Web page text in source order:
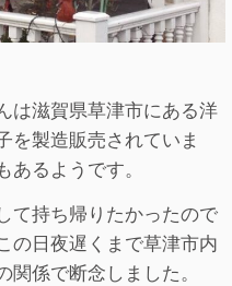
は滋賀県草津市にある洋
を製造販売されていま
るようです。
て持ち帰りたかったので
の日夜遅くまで草津市内
係で断念しました。